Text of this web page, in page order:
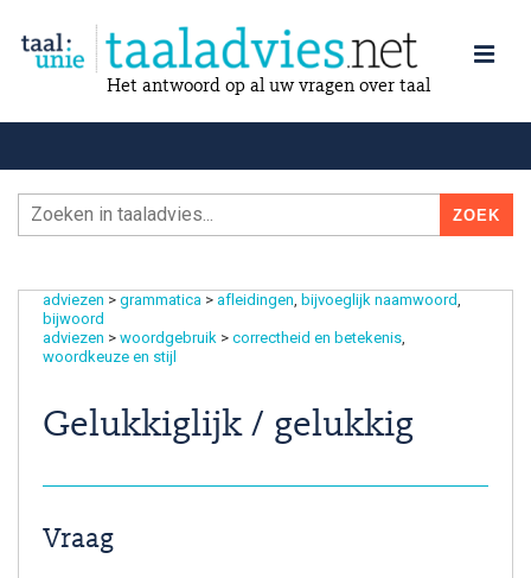
Het antwoord op al uw vragen over taal
adviezen > grammatica > afleidingen bijvoeglijk naamwoord
bijwoord
adviezen > woordgebruik > correctheid en betekenis
woordkeuze en stijl
Gelukkiglijk / gelukkig
Vraag